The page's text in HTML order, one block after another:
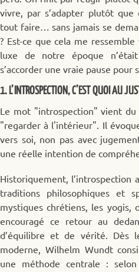
vivre, par s’adapter plutôt que
tout faire… sans jamais se
? Est-ce que cela me
luxe de notre époque
s’accorder une vraie pause pour
1. L’INTROSPECTION, C’EST QUOI AU
Le mot "introspection" vient du
"regarder à l'intérieur". Il
vers soi, non pas avec
une réelle intention de
Historiquement,
traditions philosophiques et
mystiques chrétiens, les yogis,
encouragé ce retour au
d’équilibre et de vérité. Dès
moderne, Wilhelm Wundt
une méthode centrale :